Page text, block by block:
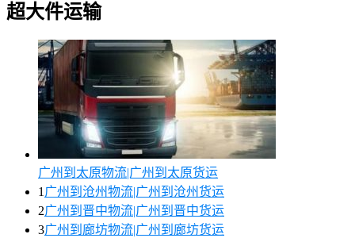
超大件运输
广州到太原物流|广州到太原货运
1 广州到沧州物流|广州到沧州货运
2广州到晋中物流|广州到晋中货运
3广州到廊坊物流|广州到廊坊货运